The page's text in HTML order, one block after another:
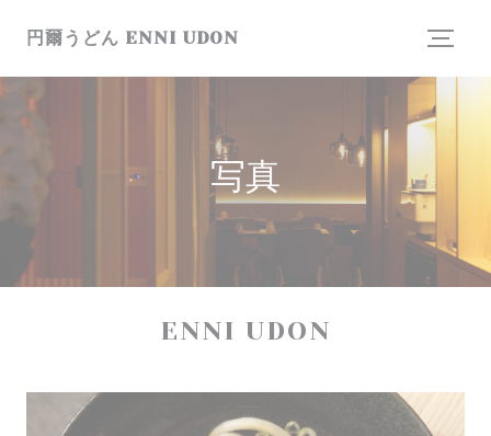
円爾うどん ENNI UDON
写真
ENNI UDON